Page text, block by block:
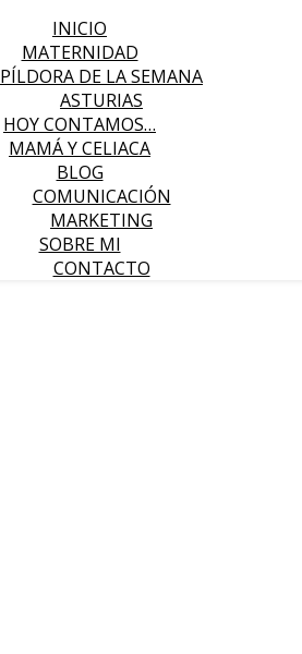
INICIO
MATERNIDAD
PÍLDORA DE LA SEMANA
ASTURIAS
HOY CONTAMOS…
MAMÁ Y CELIACA
BLOG
COMUNICACIÓN
MARKETING
SOBRE MI
CONTACTO